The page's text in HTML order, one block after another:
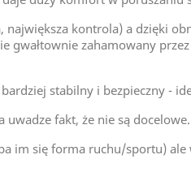
największa kontrola) a dzięki
gwałtownie zahamowany
stabilny i bezpieczny -
uwadze fakt, że nie są docelowe.
im się forma ruchu/sportu)